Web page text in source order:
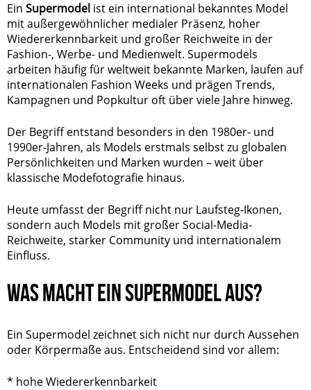
Ein Supermodel ist ein international bekanntes Model
mit außergewöhnlicher medialer Präsenz, hoher
Wiedererkennbarkeit und großer Reichweite in der
Fashion-, Werbe- und Medienwelt. Supermodels
arbeiten häufig für weltweit bekannte Marken, laufen auf
internationalen Fashion Weeks und prägen Trends,
Kampagnen und Popkultur oft über viele Jahre hinweg.
Der Begriff entstand besonders in den 1980er- und
1990er-Jahren, als Models erstmals selbst zu globalen
Persönlichkeiten und Marken wurden – weit über
klassische Modefotografie hinaus.
Heute umfasst der Begriff nicht nur Laufsteg-Ikonen,
sondern auch Models mit großer Social-Media-
Reichweite, starker Community und internationalem
Einfluss.
WAS MACHT EIN SUPERMODEL AUS?
Ein Supermodel zeichnet sich nicht nur durch Aussehen
oder Körpermaße aus. Entscheidend sind vor allem:
* hohe Wiedererkennbarkeit